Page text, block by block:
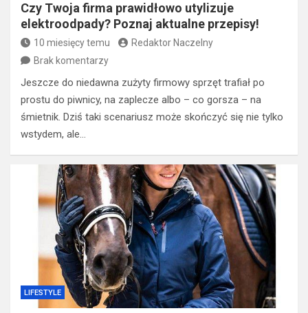
Czy Twoja firma prawidłowo utylizuje
elektroodpady? Poznaj aktualne przepisy!
10 miesięcy temu
Redaktor Naczelny
Brak komentarzy
Jeszcze do niedawna zużyty firmowy sprzęt trafiał po
prostu do piwnicy, na zaplecze albo – co gorsza – na
śmietnik. Dziś taki scenariusz może skończyć się nie tylko
wstydem, ale…
LIFESTYLE